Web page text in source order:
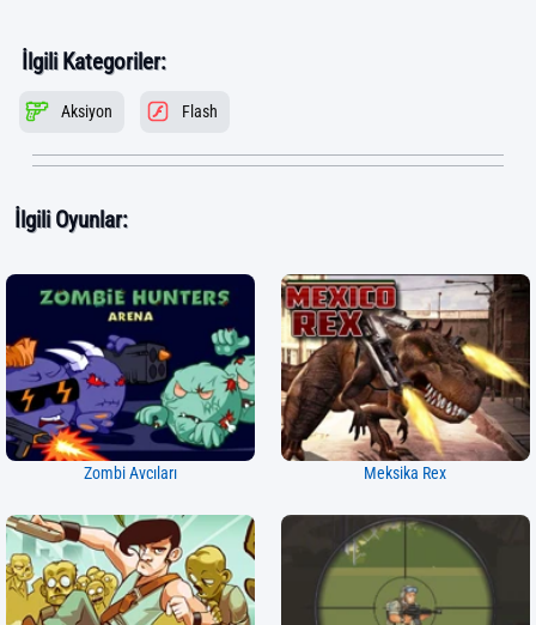
İlgili Kategoriler:
Aksiyon Flash
İlgili Oyunlar:
Zombi Avcıları Meksika Rex